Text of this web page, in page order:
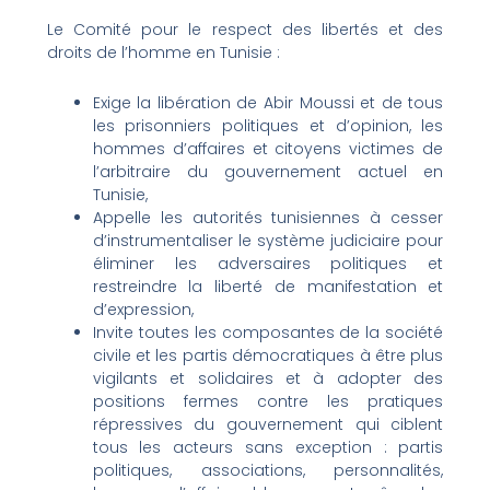
Le Comité pour le respect des libertés et des
droits de l’homme en Tunisie :
Exige la libération de Abir Moussi et de tous
les prisonniers politiques et d’opinion, les
hommes d’affaires et citoyens victimes de
l’arbitraire du gouvernement actuel en
Tunisie,
Appelle les autorités tunisiennes à cesser
d’instrumentaliser le système judiciaire pour
éliminer les adversaires politiques et
restreindre la liberté de manifestation et
d’expression,
Invite toutes les composantes de la société
civile et les partis démocratiques à être plus
vigilants et solidaires et à adopter des
positions fermes contre les pratiques
répressives du gouvernement qui ciblent
tous les acteurs sans exception : partis
politiques, associations, personnalités,